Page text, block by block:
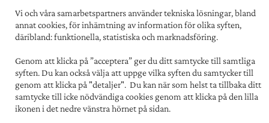
Vi och våra samarbetspartners använder tekniska lösningar, bland
annat cookies, för inhämtning av information för olika syften,
däribland: funktionella, statistiska och marknadsföring.
Genom att klicka på ”acceptera” ger du ditt samtycke till samtliga
syften. Du kan också välja att uppge vilka syften du samtycker till
genom att klicka på "detaljer". Du kan när som helst ta tillbaka ditt
samtycke till icke nödvändiga cookies genom att klicka på den lilla
ikonen i det nedre vänstra hörnet på sidan.
OM COOKIES
Kontakt:
Postadress:
Familjebostäder i Göteborg
Box 5151, 402 26 Göteborg
Besöksadress: